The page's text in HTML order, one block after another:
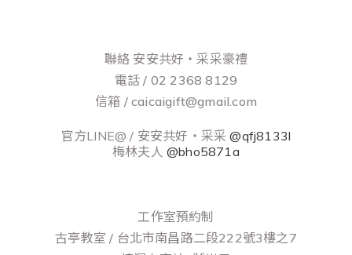
聯絡 安安共好‧采采豪禮
電話 / 02 2368 8129
信箱 / caicaigift@gmail.com
官方LINE@ / 安安共好‧采采@qfj8133l
梅林夫人@bho5871a
工作室預約制
古亭教室 / 台北市南昌路二段222號3樓之7